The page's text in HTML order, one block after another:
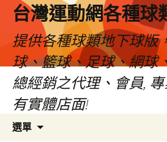
台灣運動網各種球
提供各種球類地下球版
球、籃球、足球、網球
總經銷之代理、會員,
有實體店面!
選單